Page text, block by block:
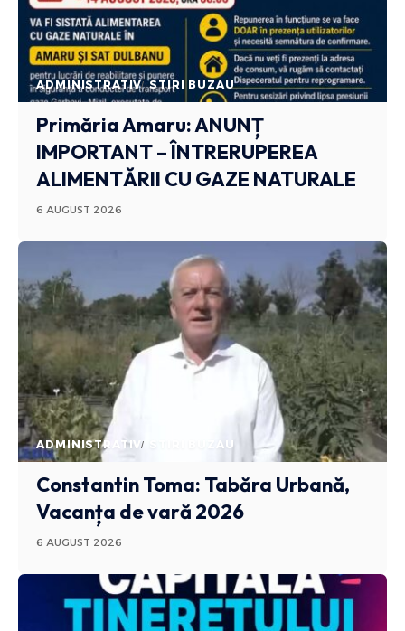
ADMINISTRATIV STIRI BUZAU
Primăria Amaru: ANUNȚ
IMPORTANT – ÎNTRERUPEREA
ALIMENTĂRII CU GAZE NATURALE
6 AUGUST 2026
ADMINISTRATIV STIRI BUZAU
Constantin Toma: Tabăra Urbană,
Vacanța de vară 2026
6 AUGUST 2026